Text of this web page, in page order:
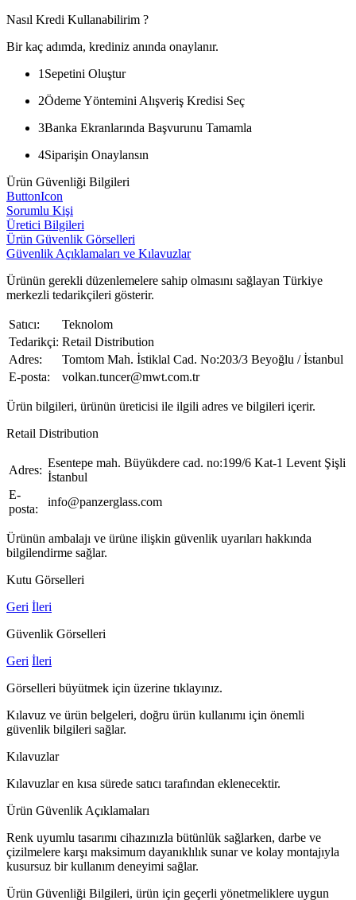
Nasıl Kredi Kullanabilirim ?
Bir kaç adımda, krediniz anında onaylanır.
1 Sepetini Oluştur
2Ödeme Yöntemini Alışveriş Kredisi Seç
3Banka Ekranlarında Başvurunu Tamamla
4Siparişin Onaylansın
Ürün Güvenliği Bilgileri
ButtonIcon
Sorumlu Kişi
Üretici Bilgileri
Ürün Güvenlik Görselleri
Güvenlik Açıklamaları ve Kılavuzlar
Ürünün gerekli düzenlemelere sahip olmasını sağlayan Türkiye
merkezli tedarikçileri gösterir.
Satıcı:
Teknolom
Tedarikçi: Retail Distribution
Adres:
Tomtom Mah. İstiklal Cad. No:203/3 Beyoğlu / İstanbul
E-posta:
volkan.tuncer@mwt.com.tr
Ürün bilgileri, ürünün üreticisi ile ilgili adres ve bilgileri içerir.
Retail Distribution
Adres:
Esentepe mah. Büyükdere cad. no:199/6 Kat-1 Levent Şişli
İstanbul
E-
posta:
info@panzerglass.com
Ürünün ambalajı ve ürüne ilişkin güvenlik uyarıları hakkında
bilgilendirme sağlar.
Kutu Görselleri
Geri İleri
Güvenlik Görselleri
Geri İleri
Görselleri büyütmek için üzerine tıklayınız.
Kılavuz ve ürün belgeleri, doğru ürün kullanımı için önemli
güvenlik bilgileri sağlar.
Kılavuzlar
Kılavuzlar en kısa sürede satıcı tarafından eklenecektir.
Ürün Güvenlik Açıklamaları
Renk uyumlu tasarımı cihazınızla bütünlük sağlarken, darbe ve
çizilmelere karşı maksimum dayanıklılık sunar ve kolay montajıyla
kusursuz bir kullanım deneyimi sağlar.
Ürün Güvenliği Bilgileri, ürün için geçerli yönetmeliklere uygun